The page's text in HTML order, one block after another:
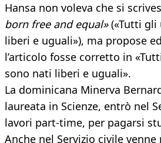
Hansa non voleva che si
born free and equal»(«Tutti gli
liberi e uguali»), ma propose
l’articolo fosse corretto in
sono nati liberi e uguali».
La dominicana Minerva
laureata in Scienze, entrò nel
lavori part-time, per pagarsi
Anche nel Servizio civile